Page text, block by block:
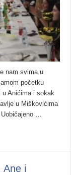
nam svima u
početku
Anićima i sokak
u Miškovićima
…
Ane i